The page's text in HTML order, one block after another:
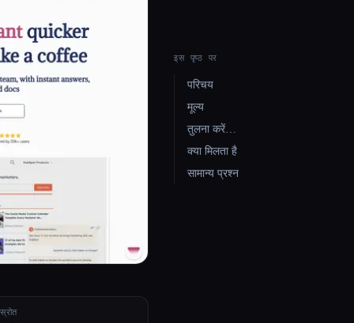
स्रोत
इस पृष्ठ पर
परिचय
मूल्य
तुलना करें…
क्या मिलता है
सामान्य प्रश्न